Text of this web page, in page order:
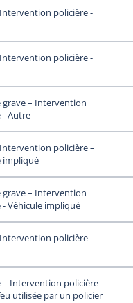
Intervention policière -
Intervention policière -
grave – Intervention
- Autre
policière –
impliqué
grave – Intervention
- Véhicule impliqué
Intervention policière -
– Intervention policière –
utilisée par un policier